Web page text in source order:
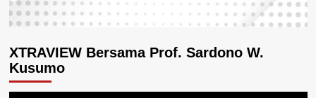
XTRAVIEW Bersama Prof. Sardono W.
Kusumo